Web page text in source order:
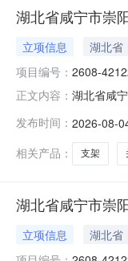
湖北省咸宁市崇
立项信息 湖北省
项目编号： 2608-
正文内容： 湖北省咸
421223-
发布时间： 2026-08-
相关产品：
支架
湖北省咸宁市崇
立项信息 湖北省